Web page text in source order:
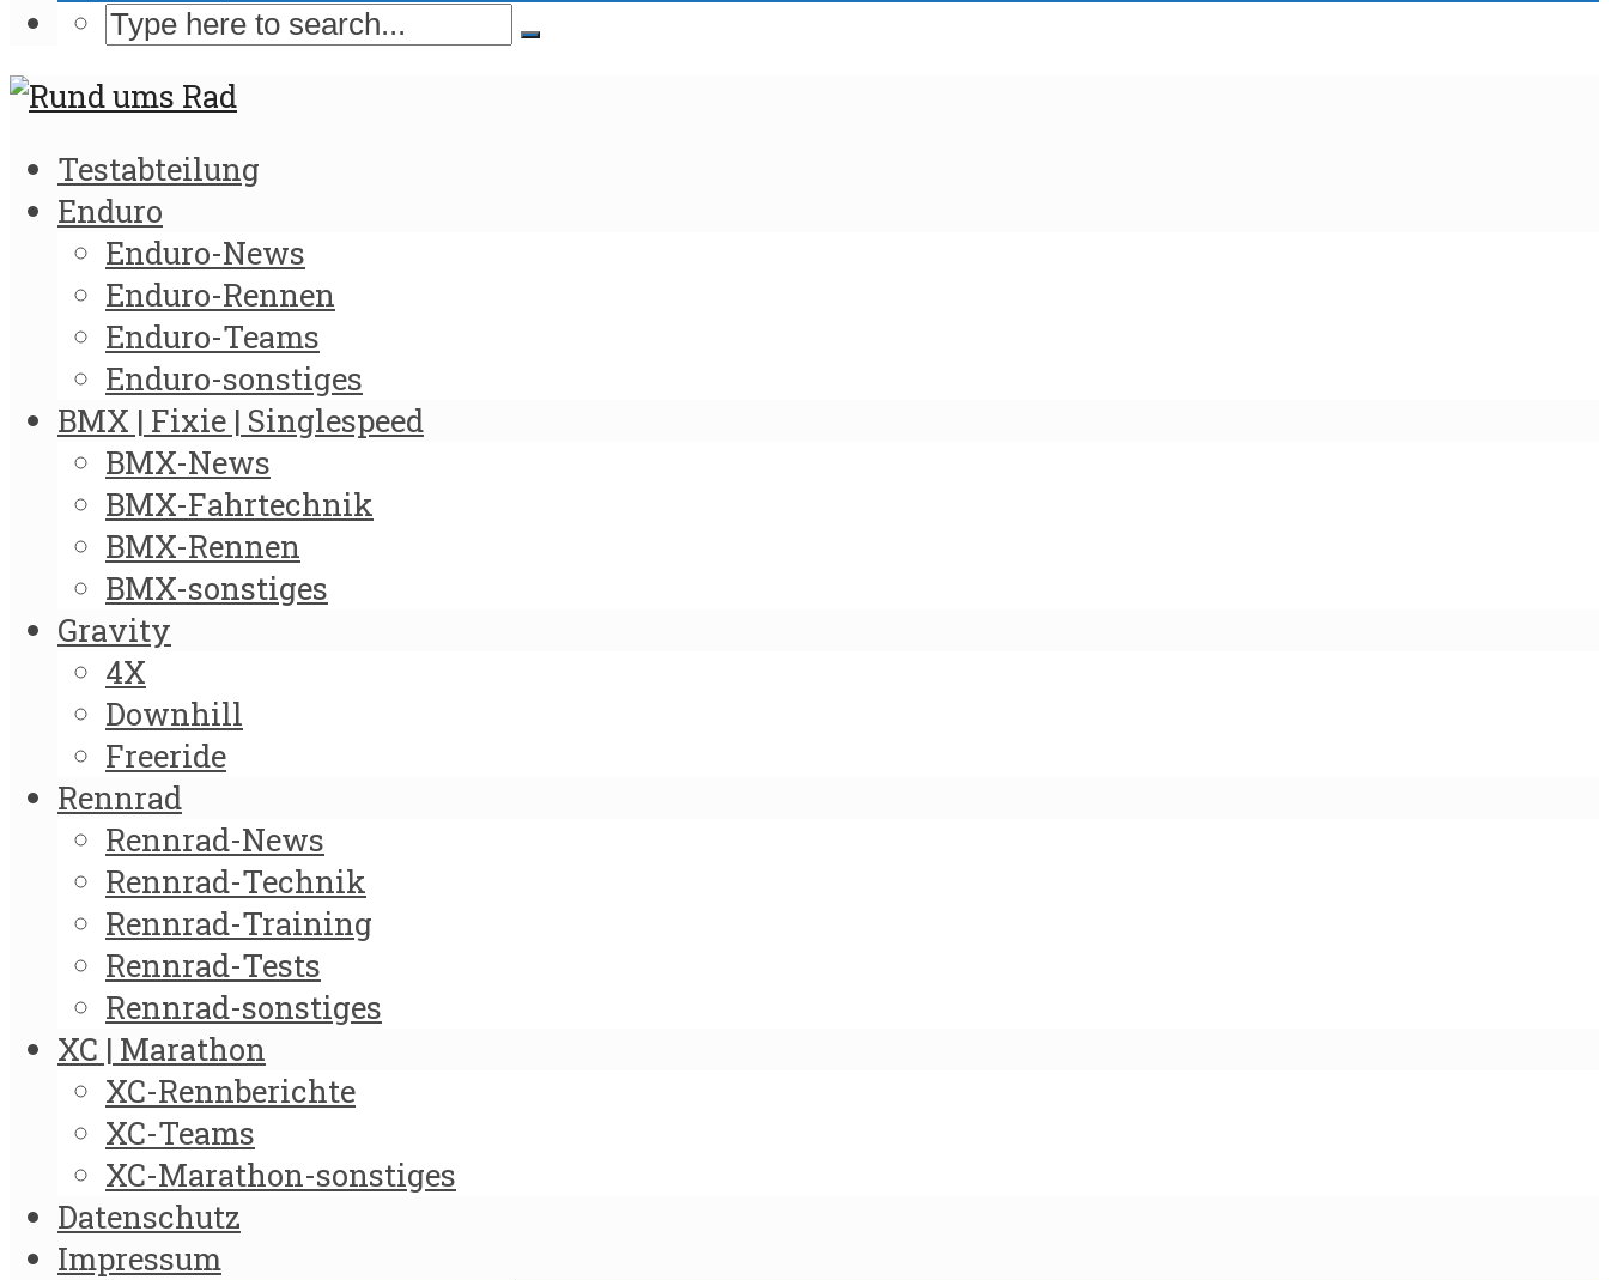
Testabteilung
Enduro
Enduro-News
Enduro-Rennen
Enduro-Teams
Enduro-sonstiges
BMX | Fixie | Singlespeed
BMX-News
BMX-Fahrtechnik
BMX-Rennen
BMX-sonstiges
Gravity
4X
Downhill
Freeride
Rennrad
Rennrad-News
Rennrad-Technik
Rennrad-Training
Rennrad-Tests
Rennrad-sonstiges
XC | Marathon
XC-Rennberichte
XC-Teams
XC-Marathon-sonstiges
Datenschutz
Impressum